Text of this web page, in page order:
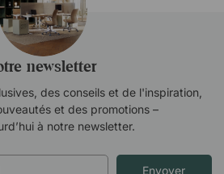
newsletter
des conseils et de l'inspiration,
et des promotions –
à notre newsletter.
Envoyer